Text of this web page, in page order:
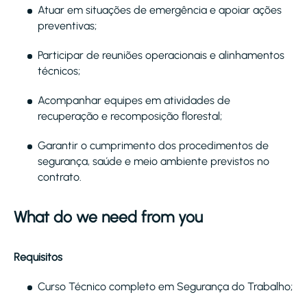
Atuar em situações de emergência e apoiar ações
preventivas;
Participar de reuniões operacionais e alinhamentos
técnicos;
Acompanhar equipes em atividades de
recuperação e recomposição florestal;
Garantir o cumprimento dos procedimentos de
segurança, saúde e meio ambiente previstos no
contrato.
What do we need from you
Requisitos
Curso Técnico completo em Segurança do Trabalho;